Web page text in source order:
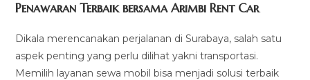
Penawaran Terbaik bersama Arimbi Rent Car
Dikala merencanakan perjalanan di Surabaya, salah satu
aspek penting yang perlu dilihat yakni transportasi.
Memilih layanan sewa mobil bisa menjadi solusi terbaik